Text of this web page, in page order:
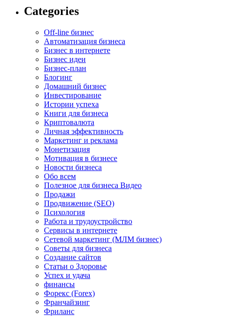
Categories
Off-line бизнес
Автоматизация бизнеса
Бизнес в интернете
Бизнес идеи
Бизнес-план
Блогинг
Домашний бизнес
Инвестирование
Истории успеха
Книги для бизнеса
Криптовалюта
Личная эффективность
Маркетинг и реклама
Монетизация
Мотивация в бизнесе
Новости бизнеса
Обо всем
Полезное для бизнеса Видео
Продажи
Продвижение (SEO)
Психология
Работа и трудоустройство
Сервисы в интернете
Сетевой маркетинг (МЛМ бизнес)
Советы для бизнеса
Создание сайтов
Статьи о Здоровье
Успех и удача
финансы
Форекс (Forex)
Франчайзинг
Фриланс